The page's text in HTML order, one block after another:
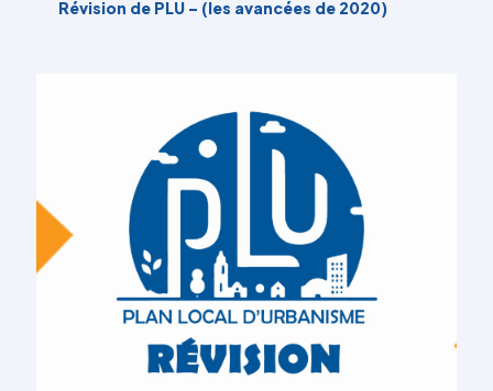
Révision de PLU – (les avancées de 2020)